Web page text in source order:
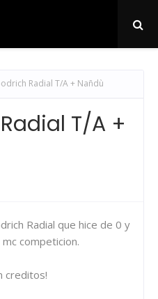
Radial T/A + Nañdù
T/A +
Radial que hice de 0 y
competicion.
creditos!